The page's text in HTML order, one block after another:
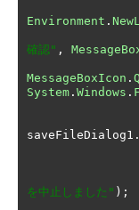
Environment .
確認" ,
MessageBoxIcon .
System . Windows .
saveFileDialog1 .
を中止しました" );